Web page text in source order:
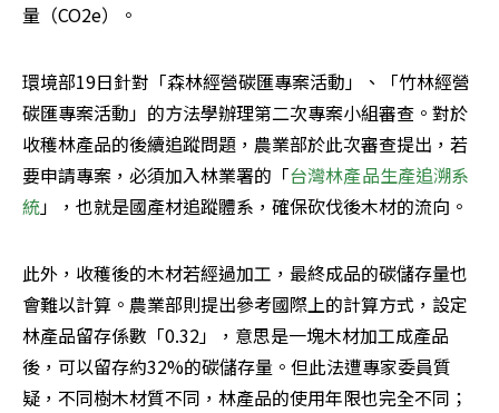
量（CO2e）。
環境部19日針對「森林經營碳匯專案活動」、「竹林經營
碳匯專案活動」的方法學辦理第二次專案小組審查。對於
收穫林產品的後續追蹤問題，農業部於此次審查提出，若
要申請專案，必須加入林業署的「台灣林產品生產追溯系
統」，也就是國產材追蹤體系，確保砍伐後木材的流向。
此外，收穫後的木材若經過加工，最終成品的碳儲存量也
會難以計算。農業部則提出參考國際上的計算方式，設定
林產品留存係數「0.32」，意思是一塊木材加工成產品
後，可以留存約32%的碳儲存量。但此法遭專家委員質
疑，不同樹木材質不同，林產品的使用年限也完全不同；